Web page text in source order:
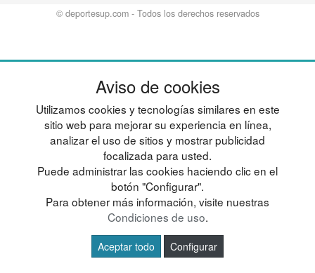
© deportesup.com - Todos los derechos reservados
Aviso de cookies
Utilizamos cookies y tecnologías similares en este
sitio web para mejorar su experiencia en línea,
analizar el uso de sitios y mostrar publicidad
focalizada para usted.
Puede administrar las cookies haciendo clic en el
botón "Configurar".
Para obtener más información, visite nuestras
Condiciones de uso.
Aceptar todo Configurar